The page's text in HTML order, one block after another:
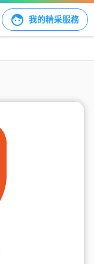
我的精采服務